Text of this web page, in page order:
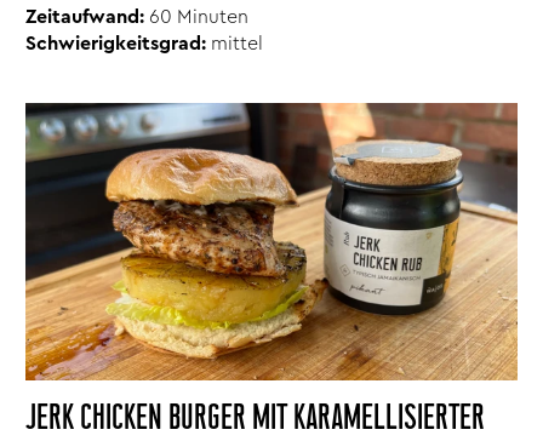
Zeitaufwand: 60 Minuten
Schwierigkeitsgrad: mittel
JERK CHICKEN BURGER MIT KARAMELLISIERTER